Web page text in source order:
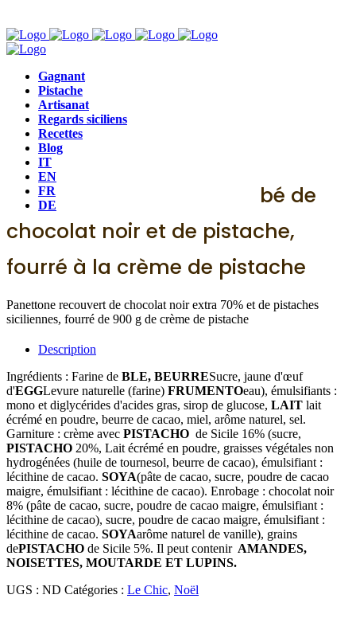
Gagnant
Pistache
Artisanat
Regards siciliens
Recettes
Blog
IT
EN
FR
DE
Le Chic,Noël
LE CHIC - Panettone enrobé de
chocolat noir et de pistache,
fourré à la crème de pistache
Panettone recouvert de chocolat noir extra 70% et de pistaches
siciliennes, fourré de 900 g de crème de pistache
Description
Ingrédients : Farine de BLE, BEURRESucre, jaune d'œuf
d'EGGLevure naturelle (farine) FRUMENTOeau), émulsifiants :
mono et diglycérides d'acides gras, sirop de glucose, LAIT lait
écrémé en poudre, beurre de cacao, miel, arôme naturel, sel.
Garniture : crème avec PISTACHO de Sicile 16% (sucre,
PISTACHO 20%, Lait écrémé en poudre, graisses végétales non
hydrogénées (huile de tournesol, beurre de cacao), émulsifiant :
lécithine de cacao. SOYA(pâte de cacao, sucre, poudre de cacao
maigre, émulsifiant : lécithine de cacao). Enrobage : chocolat noir
8% (pâte de cacao, sucre, poudre de cacao maigre, émulsifiant :
lécithine de cacao), sucre, poudre de cacao maigre, émulsifiant :
lécithine de cacao. SOYAarôme naturel de vanille), grains
dePISTACHO de Sicile 5%. Il peut contenirAMANDES,
NOISETTES, MOUTARDE ET LUPINS.
UGS : ND Catégories : Le Chic, Noël